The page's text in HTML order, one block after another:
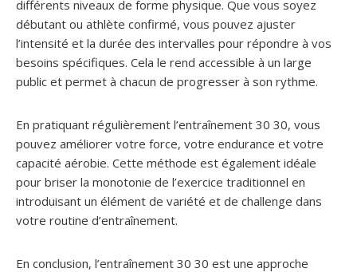
différents niveaux de forme physique. Que vous soyez
débutant ou athlète confirmé, vous pouvez ajuster
l’intensité et la durée des intervalles pour répondre à vos
besoins spécifiques. Cela le rend accessible à un large
public et permet à chacun de progresser à son rythme.
En pratiquant régulièrement l’entraînement 30 30, vous
pouvez améliorer votre force, votre endurance et votre
capacité aérobie. Cette méthode est également idéale
pour briser la monotonie de l’exercice traditionnel en
introduisant un élément de variété et de challenge dans
votre routine d’entraînement.
En conclusion, l’entraînement 30 30 est une approche